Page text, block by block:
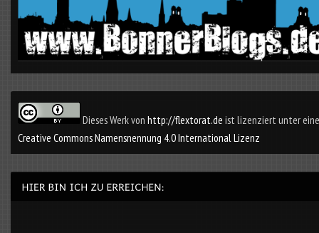
Dieses Werk von http://flextorat.de ist lizenziert unter
Creative Commons Namensnennung 4.0 International Lizenz